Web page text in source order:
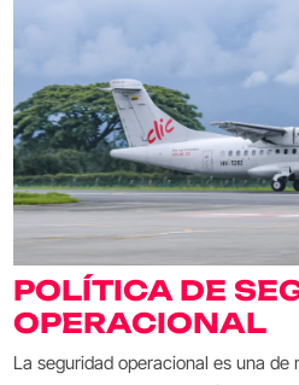
POLÍTICA DE
OPERACIONAL
La seguridad operacional es una de